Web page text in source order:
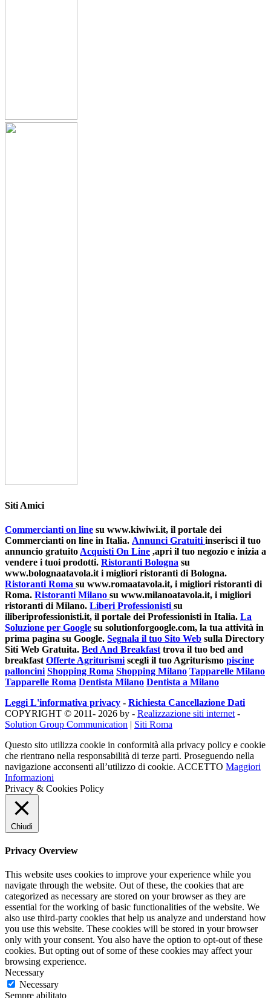
Siti Amici
Commercianti on line su www.kiwiwi.it, il portale dei
Commercianti on line in Italia. Annunci Gratuiti inserisci il tuo
annuncio gratuito Acquisti On Line ,apri il tuo negozio e inizia a
vendere i tuoi prodotti. Ristoranti Bologna su
www.bolognaatavola.it i migliori ristoranti di Bologna.
Ristoranti Roma su www.romaatavola.it, i migliori ristoranti di
Roma. Ristoranti Milano su www.milanoatavola.it, i migliori
ristoranti di Milano. Liberi Professionisti su
iliberiprofessionisti.it, il portale dei Professionisti in Italia. La
Soluzione per Google su solutionforgoogle.com, la tua attività in
prima pagina su Google. Segnala il tuo Sito Web sulla Directory
Siti Web Gratuita. Bed And Breakfast trova il tuo bed and
breakfast Offerte Agriturismi scegli il tuo Agriturismo piscine
palloncini Shopping Roma Shopping Milano Tapparelle Milano
Tapparelle Roma Dentista Milano Dentista a Milano
Leggi L'informativa privacy - Richiesta Cancellazione Dati
COPYRIGHT © 2011- 2026 by - Realizzazione siti internet -
Solution Group Communication | Siti Roma
Questo sito utilizza cookie in conformità alla privacy policy e cookie
che rientrano nella responsabilità di terze parti. Proseguendo nella
navigazione acconsenti all’utilizzo di cookie. ACCETTO Maggiori
Informazioni
Privacy & Cookies Policy
Chiudi
Privacy Overview
This website uses cookies to improve your experience while you
navigate through the website. Out of these, the cookies that are
categorized as necessary are stored on your browser as they are
essential for the working of basic functionalities of the website. We
also use third-party cookies that help us analyze and understand how
you use this website. These cookies will be stored in your browser
only with your consent. You also have the option to opt-out of these
cookies. But opting out of some of these cookies may affect your
browsing experience.
Necessary
Necessary
Sempre abilitato